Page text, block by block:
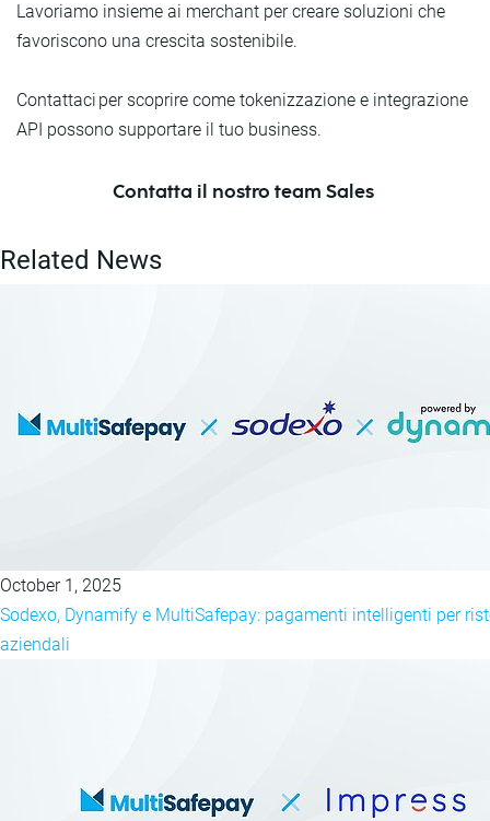
Lavoriamo insieme ai merchant per creare soluzioni che
favoriscono una crescita sostenibile.
Contattaci per scoprire come tokenizzazione e integrazione
API possono supportare il tuo business.
Contatta il nostro team Sales
Related News
October 1, 2025
Sodexo, Dynamify e MultiSafepay: pagamenti intelligenti per
aziendali